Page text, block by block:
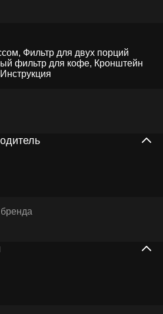
Фильтр для двух порций
фильтр для кофе, Кронштейн